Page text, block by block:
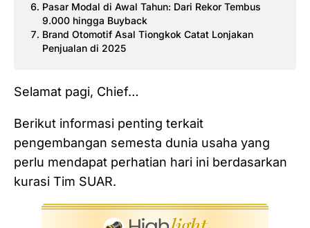
Pasar Modal di Awal Tahun: Dari Rekor Tembus
9.000 hingga Buyback
Brand Otomotif Asal Tiongkok Catat Lonjakan
Penjualan di 2025
Selamat pagi, Chief…
Berikut informasi penting terkait
pengembangan semesta dunia usaha yang
perlu mendapat perhatian hari ini berdasarkan
kurasi Tim SUAR.